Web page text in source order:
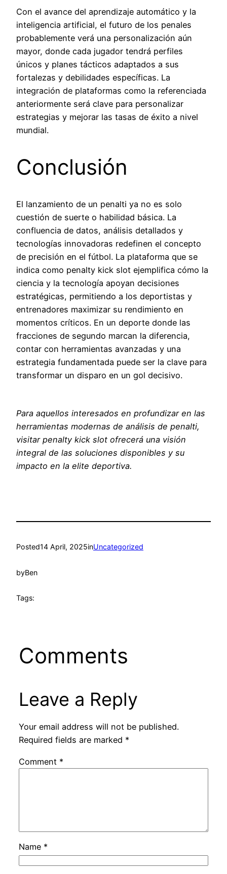
Con el avance del aprendizaje automático y la
inteligencia artificial, el futuro de los penales
probablemente verá una personalización aún
mayor, donde cada jugador tendrá perfiles
únicos y planes tácticos adaptados a sus
fortalezas y debilidades específicas. La
integración de plataformas como la referenciada
anteriormente será clave para personalizar
estrategias y mejorar las tasas de éxito a nivel
mundial.
Conclusión
El lanzamiento de un penalti ya no es solo
cuestión de suerte o habilidad básica. La
confluencia de datos, análisis detallados y
tecnologías innovadoras redefinen el concepto
de precisión en el fútbol. La plataforma que se
indica como penalty kick slot ejemplifica cómo la
ciencia y la tecnología apoyan decisiones
estratégicas, permitiendo a los deportistas y
entrenadores maximizar su rendimiento en
momentos críticos. En un deporte donde las
fracciones de segundo marcan la diferencia,
contar con herramientas avanzadas y una
estrategia fundamentada puede ser la clave para
transformar un disparo en un gol decisivo.
Para aquellos interesados en profundizar en las
herramientas modernas de análisis de penalti,
visitar penalty kick slot ofrecerá una visión
integral de las soluciones disponibles y su
impacto en la elite deportiva.
Posted14 April, 2025inUncategorized
byBen
Tags:
Comments
Leave a Reply
Your email address will not be published.
Required fields are marked *
Comment *
Name *